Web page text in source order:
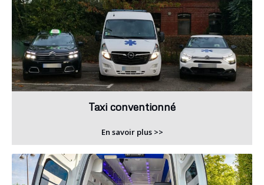
Taxi conventionné
En savoir plus >>